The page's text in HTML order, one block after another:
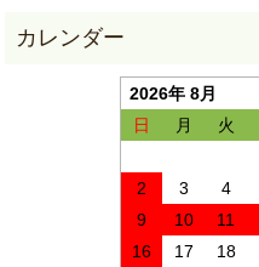
2026年 8月
日
月 火
2
3 4
9
10 11
16
17 18